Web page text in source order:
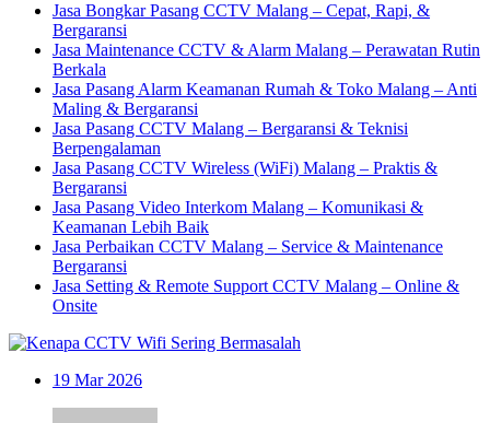
Jasa Bongkar Pasang CCTV Malang – Cepat, Rapi, &
Bergaransi
Jasa Maintenance CCTV & Alarm Malang – Perawatan Rutin
Berkala
Jasa Pasang Alarm Keamanan Rumah & Toko Malang – Anti
Maling & Bergaransi
Jasa Pasang CCTV Malang – Bergaransi & Teknisi
Berpengalaman
Jasa Pasang CCTV Wireless (WiFi) Malang – Praktis &
Bergaransi
Jasa Pasang Video Interkom Malang – Komunikasi &
Keamanan Lebih Baik
Jasa Perbaikan CCTV Malang – Service & Maintenance
Bergaransi
Jasa Setting & Remote Support CCTV Malang – Online &
Onsite
19 Mar 2026